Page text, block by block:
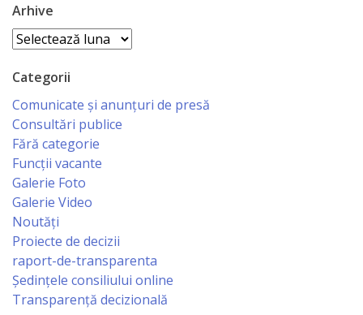
de
tineret
Activitatea
primăriei
Instituții
subordonate
IET
Lăstărel
IET
Arhive
Arhive
Categorii
Comunicate și anunțuri de presă
Consultări publice
Fără categorie
Funcții vacante
Galerie Foto
Galerie Video
Noutăți
Proiecte de decizii
raport-de-transparenta
Ședințele consiliului online
Transparență decizională